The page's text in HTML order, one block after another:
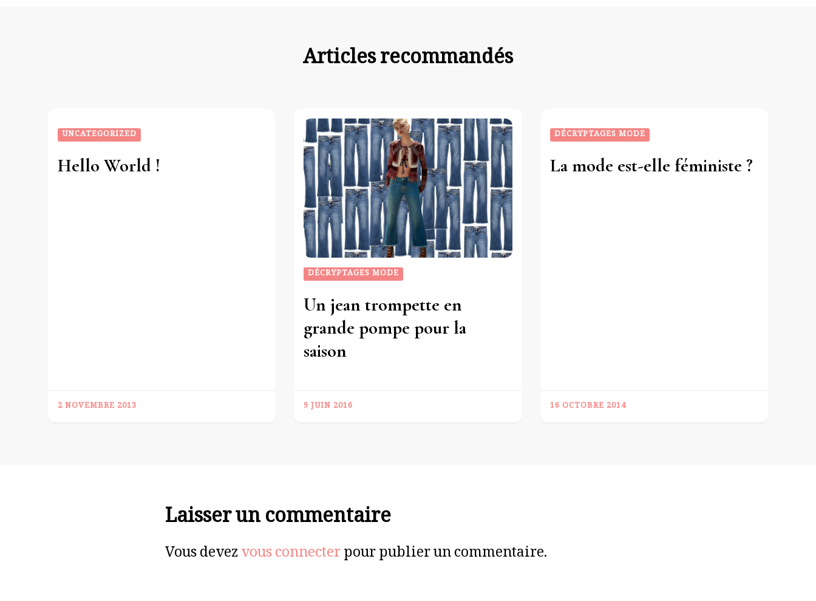
Articles recommandés
UNCATEGORIZED
Hello World !
2 NOVEMBRE 2013
DÉCRYPTAGES MODE
Un jean trompette en
grande pompe pour la
saison
9 JUIN 2016
DÉCRYPTAGES MODE
La mode est-elle féministe ?
16 OCTOBRE 2014
Laisser un commentaire
Vous devezvous connecterpour publier un commentaire.